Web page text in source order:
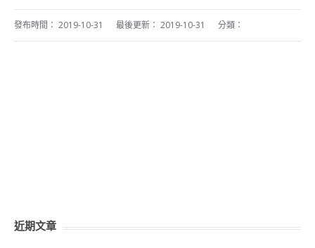
發布時間： 2019-10-31 最後更新： 2019-10-31 分類：
近期文章